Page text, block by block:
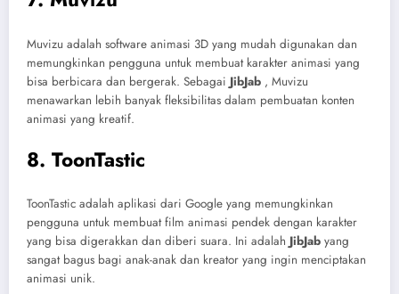
Muvizu adalah software animasi 3D yang mudah digunakan dan
memungkinkan pengguna untuk membuat karakter animasi yang
bisa berbicara dan bergerak. Sebagai JibJab , Muvizu
menawarkan lebih banyak fleksibilitas dalam pembuatan konten
animasi yang kreatif.
8. ToonTastic
ToonTastic adalah aplikasi dari Google yang memungkinkan
pengguna untuk membuat film animasi pendek dengan karakter
yang bisa digerakkan dan diberi suara. Ini adalah JibJab yang
sangat bagus bagi anak-anak dan kreator yang ingin menciptakan
animasi unik.